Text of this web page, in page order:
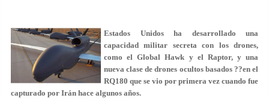
Estados Unidos ha desarrollado una
capacidad militar secreta con los drones,
como el Global Hawk y el Raptor, y una
nueva clase de drones ocultos basados ??en el
RQ180 que se vio por primera vez cuando fue
capturado por Irán hace algunos años.